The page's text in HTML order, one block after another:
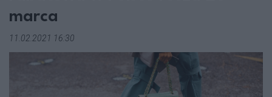
marca
11.02.2021 16:30